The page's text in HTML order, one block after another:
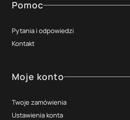
Linki w stopce
Pomoc
Pytania i odpowiedzi
Kontakt
Moje konto
Twoje zamówienia
Ustawienia konta